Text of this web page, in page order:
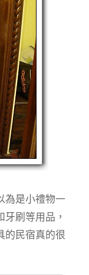
為是小禮物一
刷等用品，
的民宿真的很